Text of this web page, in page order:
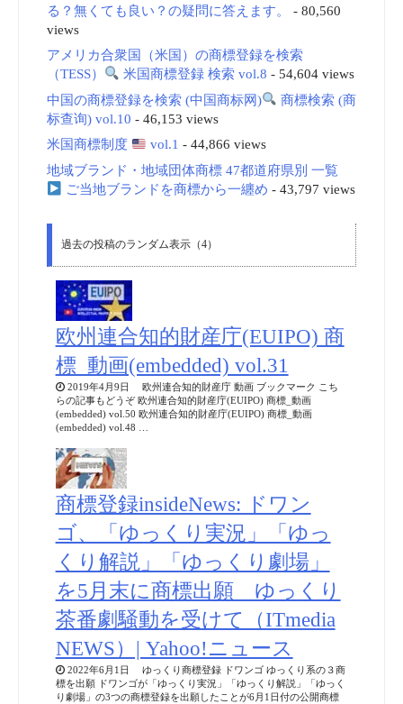
る？無くても良い？の疑問に答えます。
- 80,560
views
アメリカ合衆国（米国）の商標登録を検索
（TESS）
米国商標登録 検索 vol.8 - 54,604 views
中国の商標登録を検索 (中国商标网)
商標検索 (商
标查询) vol.10 - 46,153 views
米国商標制度
vol.1 - 44,866 views
地域ブランド・地域団体商標 47都道府県別 一覧
ご当地ブランドを商標から一纏め - 43,797 views
過去の投稿のランダム表示（4）
欧州連合知的財産庁(EUIPO) 商
標_動画(embedded) vol.31
2019年4月9日 欧州連合知的財産庁 動画 ブックマーク こち
らの記事もどうぞ 欧州連合知的財産庁(EUIPO) 商標_動画
(embedded) vol.50 欧州連合知的財産庁(EUIPO) 商標_動画
(embedded) vol.48 …
商標登録insideNews: ドワン
ゴ、「ゆっくり実況」「ゆっ
くり解説」「ゆっくり劇場」
を5月末に商標出願 ゆっくり
茶番劇騒動を受けて（ITmedia
NEWS）| Yahoo!ニュース
2022年6月1日 ゆっくり商標登録 ドワンゴ ゆっくり系の３商
標を出願 ドワンゴが「ゆっくり実況」「ゆっくり解説」「ゆっく
り劇場」の3つの商標登録を出願したことが6月1日付の公開商標